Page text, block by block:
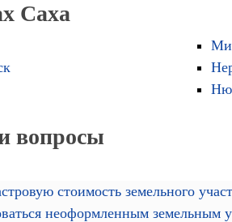
Саха
вопросы
стоимость земельного
неоформленным земельным